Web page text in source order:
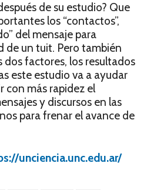
de su estudio? Que
los “contactos”,
del mensaje para
de un tuit. Pero también
dos factores, los resultados
este estudio va a ayudar
con más rapidez el
y discursos en las
para frenar el avance de
unciencia.unc.edu.ar/